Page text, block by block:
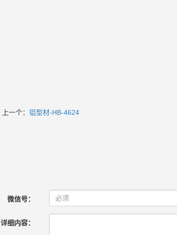
上一个：铝型材-HB-4624
微信号：
详细内容：